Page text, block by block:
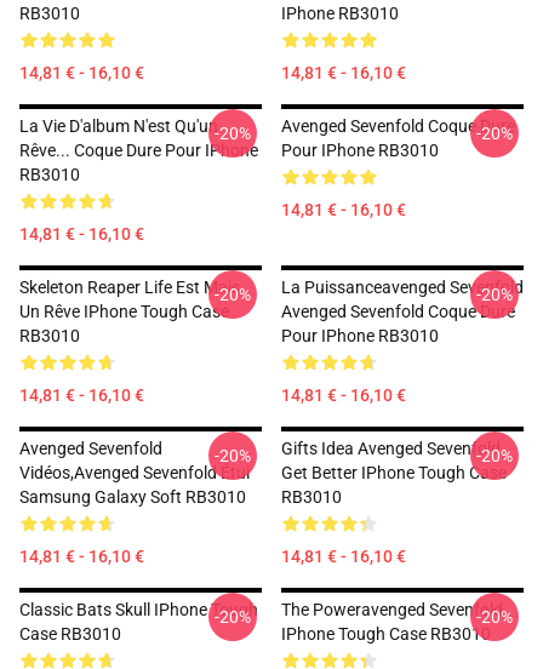
RB3010
14,81 € - 16,10 €
IPhone RB3010
14,81 € - 16,10 €
La Vie D'album N'est Qu'un
Rêve... Coque Dure Pour IPhone
RB3010
14,81 € - 16,10 €
-20%
Avenged Sevenfold Coque Dure
Pour IPhone RB3010
14,81 € - 16,10 €
-20%
Skeleton Reaper Life Est Mais
Un Rêve IPhone Tough Case
RB3010
14,81 € - 16,10 €
-20%
La Puissanceavenged Sevenfold
Avenged Sevenfold Coque Dure
Pour IPhone RB3010
14,81 € - 16,10 €
-20%
Avenged Sevenfold
Vidéos,avenged Sevenfold Étui
Samsung Galaxy Soft RB3010
14,81 € - 16,10 €
-20%
Gifts Idea Avenged Sevenfold
Get Better IPhone Tough Case
RB3010
14,81 € - 16,10 €
-20%
Classic Bats Skull IPhone Tough
Case RB3010
-20%
The Poweravenged Sevenfold
IPhone Tough Case RB3010
-20%